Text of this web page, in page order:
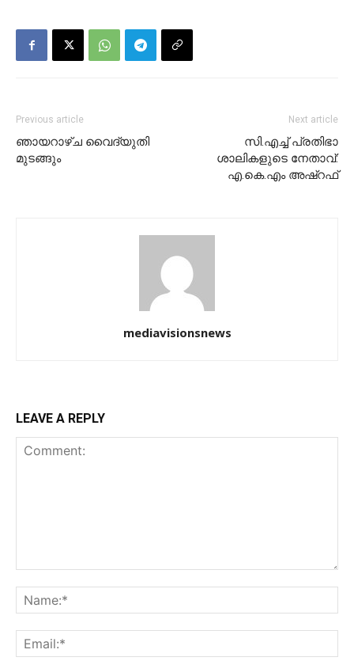
Previous article
ഞായറാഴ്ച വൈദ്യുതി
മുടങ്ങും
Next article
സി.എച്ച് പ്രതിഭാ
ശാലികളുടെ നേതാവ്:
എ.കെ.എം അഷ്‌റഫ്
mediavisionsnews
LEAVE A REPLY